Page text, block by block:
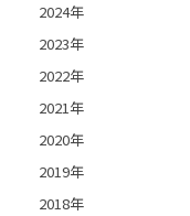
2024年
2023年
2022年
2021年
2020年
2019年
2018年